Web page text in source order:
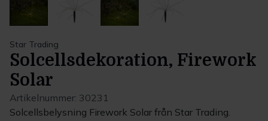
Star Trading
Solcellsdekoration, Firework
Solar
Artikelnummer: 30231
Solcellsbelysning Firework Solar från Star Trading.